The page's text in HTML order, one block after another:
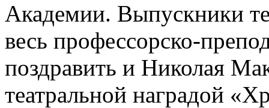
Академии. Выпускники
весь профессорско-
поздравить и Николая
театральной наградой